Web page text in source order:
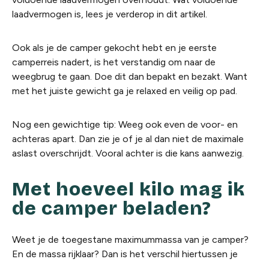
laadvermogen is, lees je verderop in dit artikel.
Ook als je de camper gekocht hebt en je eerste
camperreis nadert, is het verstandig om naar de
weegbrug te gaan. Doe dit dan bepakt en bezakt. Want
met het juiste gewicht ga je relaxed en veilig op pad.
Nog een gewichtige tip: Weeg ook even de voor- en
achteras apart. Dan zie je of je al dan niet de maximale
aslast overschrijdt. Vooral achter is die kans aanwezig.
Met hoeveel kilo mag ik
de camper beladen?
Weet je de toegestane maximummassa van je camper?
En de massa rijklaar? Dan is het verschil hiertussen je